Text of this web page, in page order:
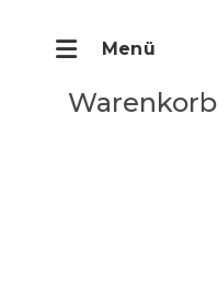
Warenkorb